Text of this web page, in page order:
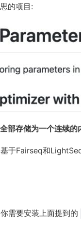
的项目:
部存储为一个连续的
于Fairseq和
需要安装上面提到的